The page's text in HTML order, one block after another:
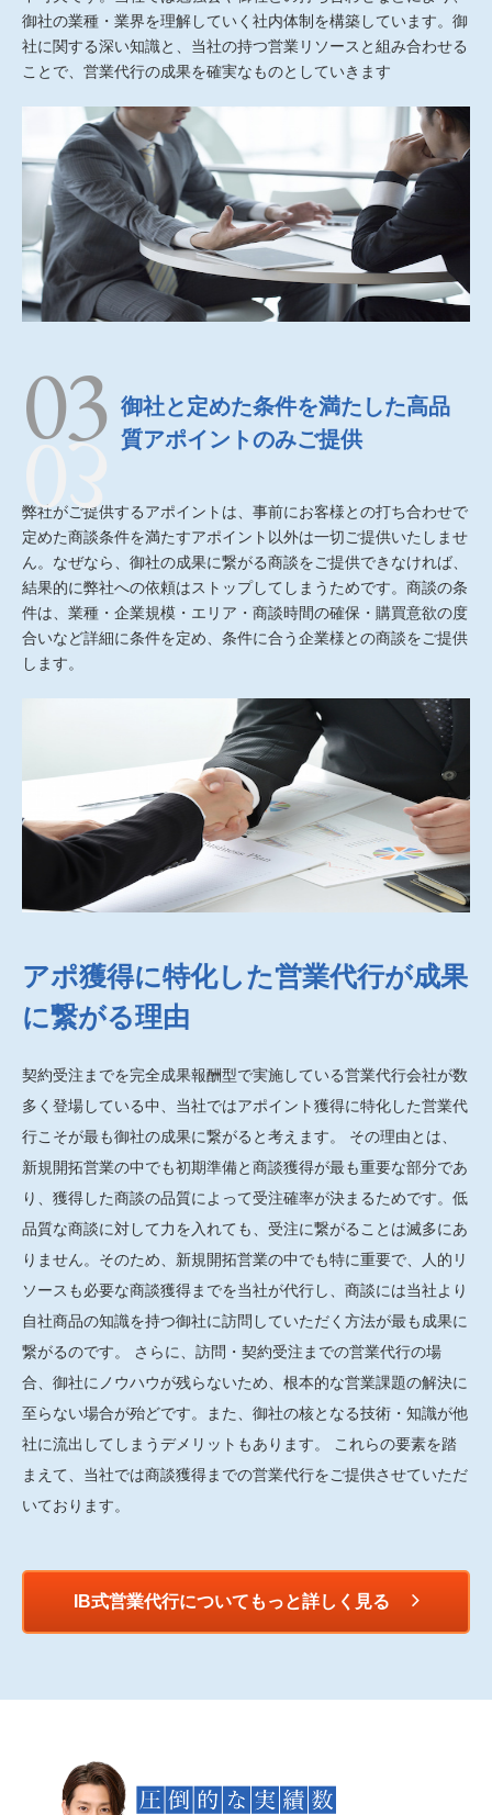
御社の業種・業界を理解していく社内体制を構築しています。御
社に関する深い知識と、当社の持つ営業リソースと組み合わせる
ことで、営業代行の成果を確実なものとしていきます
御社と定めた条件を満たした高品
質アポイントのみご提供
弊社がご提供するアポイントは、事前にお客様との打ち合わせで
定めた商談条件を満たすアポイント以外は一切ご提供いたしませ
ん。なぜなら、御社の成果に繋がる商談をご提供できなければ、
結果的に弊社への依頼はストップしてしまうためです。商談の条
件は、業種・企業規模・エリア・商談時間の確保・購買意欲の度
合いなど詳細に条件を定め、条件に合う企業様との商談をご提供
します。
アポ獲得に特化した営業代行が成果
に繋がる理由
契約受注までを完全成果報酬型で実施している営業代行会社が数
多く登場している中、当社ではアポイント獲得に特化した営業代
行こそが最も御社の成果に繋がると考えます。 その理由とは、
新規開拓営業の中でも初期準備と商談獲得が最も重要な部分であ
り、獲得した商談の品質によって受注確率が決まるためです。低
品質な商談に対して力を入れても、受注に繋がることは滅多にあ
りません。そのため、新規開拓営業の中でも特に重要で、人的リ
ソースも必要な商談獲得までを当社が代行し、商談には当社より
自社商品の知識を持つ御社に訪問していただく方法が最も成果に
繋がるのです。 さらに、訪問・契約受注までの営業代行の場
合、御社にノウハウが残らないため、根本的な営業課題の解決に
至らない場合が殆どです。また、御社の核となる技術・知識が他
社に流出してしまうデメリットもあります。 これらの要素を踏
まえて、当社では商談獲得までの営業代行をご提供させていただ
いております。
IB式営業代行についてもっと詳しく見る